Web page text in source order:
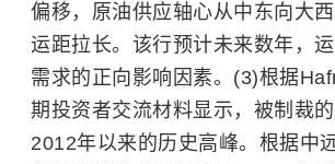
偏移，原油供应轴心从中东向大
运距拉长。该行预计未来数年，
需求的正向影响因素。(3)根据
期投资者交流材料显示，被制裁
2012年以来的历史高峰。根据中